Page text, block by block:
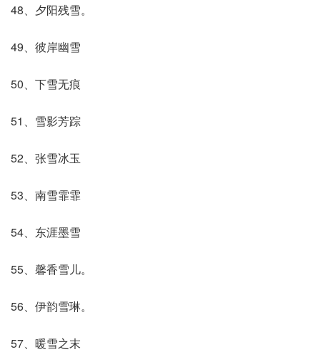
48、夕阳残雪。
49、彼岸幽雪
50、下雪无痕
51、雪影芳踪
52、张雪冰玉
53、南雪霏霏
54、东涯墨雪
55、馨香雪儿。
56、伊韵雪琳。
57、暖雪之末